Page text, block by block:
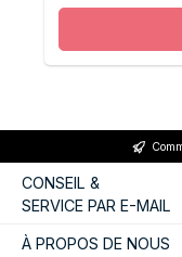
CONSEIL &
SERVICE PAR E-MAIL
À PROPOS DE NOUS